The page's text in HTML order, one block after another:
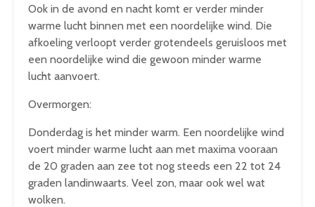
Ook in de avond en nacht komt er verder minder
warme lucht binnen met een noordelijke wind. Die
afkoeling verloopt verder grotendeels geruisloos met
een noordelijke wind die gewoon minder warme
lucht aanvoert.
Overmorgen:
Donderdag is het minder warm. Een noordelijke wind
voert minder warme lucht aan met maxima vooraan
de 20 graden aan zee tot nog steeds een 22 tot 24
graden landinwaarts. Veel zon, maar ook wel wat
wolken.